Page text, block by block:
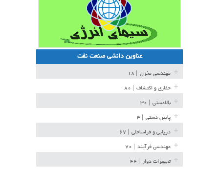
عناوین دانشی صنعت نفت
مهندسی مخزن
حفاری و اکتشاف
بالادستی
پایین دستی
دریایی و فراساحلی
مهندسی فرآیند
تجهیزات دوار